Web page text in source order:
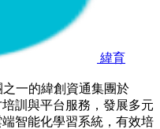
緯育
一的緯創資通集團於
訓與平台服務，發展多元
智能化學習系統，有效培